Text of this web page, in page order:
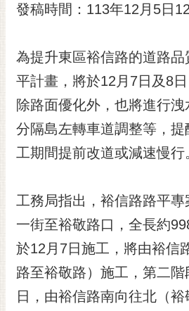
主題服務
市政資訊
市民互動
黃
偉
哲
光
花
桐
花
祭
發稿時間：113年12月5日
為提升東區裕信路的道路
平計畫，將於12月7日及8日
除路面優化外，也將進行
分隔島左轉車道調整等，
工期間提前改道或減速慢行
工務局指出，裕信路路平
一街至裕敬路口，全長約
於12月7日施工，將由裕信
路至裕敬路）施工，第二
日，由裕信路南向往北（裕